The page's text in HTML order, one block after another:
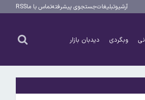
آرشیوتبلیغاتجستجوی پیشرفتهتماس با ماRSS
وبگردی دیدبان بازار